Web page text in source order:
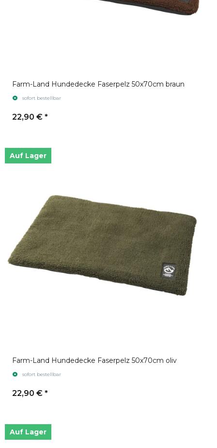
Farm-Land Hundedecke Faserpelz 50x70cm braun
sofort bestellbar
22,90 € *
Auf Lager
Farm-Land Hundedecke Faserpelz 50x70cm oliv
sofort bestellbar
22,90 € *
Auf Lager